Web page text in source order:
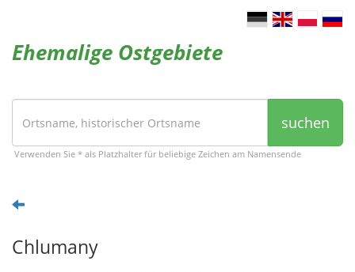
Ehemalige Ostgebiete
suchen
Verwenden Sie * als Platzhalter für beliebige Zeichen am Namensende
Chlumany